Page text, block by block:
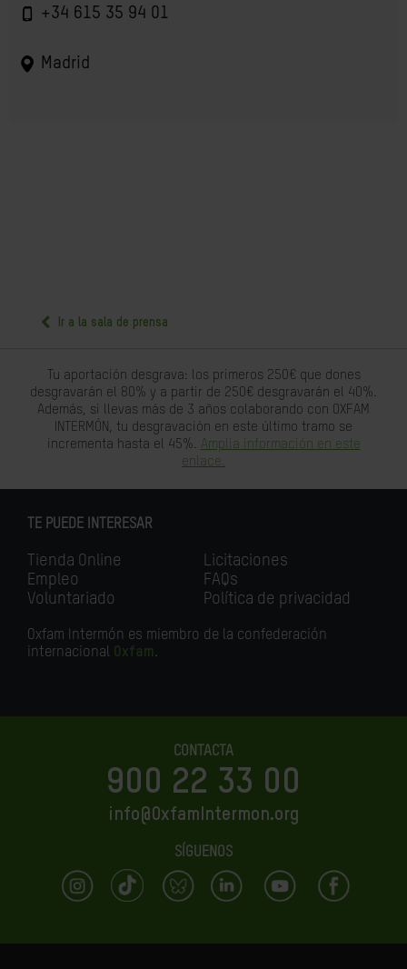
+34 615 35 94 01
Madrid
Ir a la sala de prensa
Tu aportación desgrava: los primeros 250€ que dones
desgravarán el 80% y a partir de 250€ desgravarán el 40%.
Además, si llevas más de 3 años colaborando con OXFAM
INTERMÓN, tu desgravación en este último tramo se
incrementa hasta el 45%. Amplia información en este
enlace.
TE PUEDE INTERESAR
Tienda Online
Empleo
Voluntariado
Licitaciones
FAQs
Política de privacidad
Oxfam Intermón es miembro de la confederación
internacional Oxfam.
CONTACTA
900 22 33 00
info@OxfamIntermon.org
SÍGUENOS